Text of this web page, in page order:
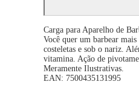
Carga para Aparelho de
Você quer um barbear
costeletas e sob o nariz.
vitamina. Ação de
Meramente Ilustrativas.
EAN: 7500435131995